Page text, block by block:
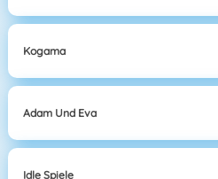
Kogama
Adam Und Eva
Idle Spiele